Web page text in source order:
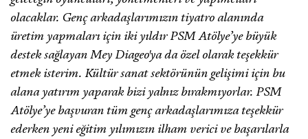
olacaklar. Genç arkadaşlarımızın tiyatro alanında
üretim yapmaları için iki yıldır PSM Atölye’ye büyük
destek sağlayan Mey Diageo'ya da özel olarak teşekkür
etmek isterim. Kültür sanat sektörünün gelişimi için bu
alana yatırım yaparak bizi yalnız bırakmıyorlar. PSM
Atölye’ye başvuran tüm genç arkadaşlarımıza teşekkür
ederken yeni eğitim yılımızın ilham verici ve başarılarla